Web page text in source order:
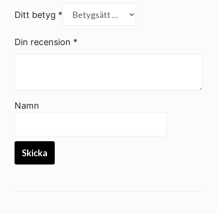
Ditt betyg *
Din recension *
Namn